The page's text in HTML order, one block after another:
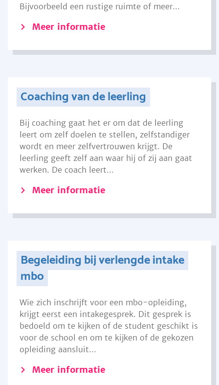
Bijvoorbeeld een rustige ruimte of meer...
Meer informatie
Coaching van de leerling
Bij coaching gaat het er om dat de leerling
leert om zelf doelen te stellen, zelfstandiger
wordt en meer zelfvertrouwen krijgt. De
leerling geeft zelf aan waar hij of zij aan gaat
werken. De coach leert...
Meer informatie
Begeleiding bij verlengde intake
mbo
Wie zich inschrijft voor een mbo-opleiding,
krijgt eerst een intakegesprek. Dit gesprek is
bedoeld om te kijken of de student geschikt is
voor de school en om te kijken of de gekozen
opleiding aansluit...
Meer informatie